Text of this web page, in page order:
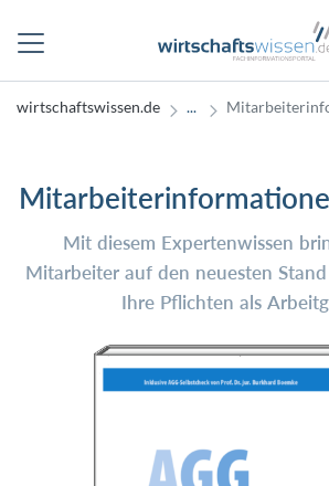
wirtschaftswissen.de
Mit diesem Expertenwissen
Mitarbeiter auf den neuesten
Ihre Pflichten als